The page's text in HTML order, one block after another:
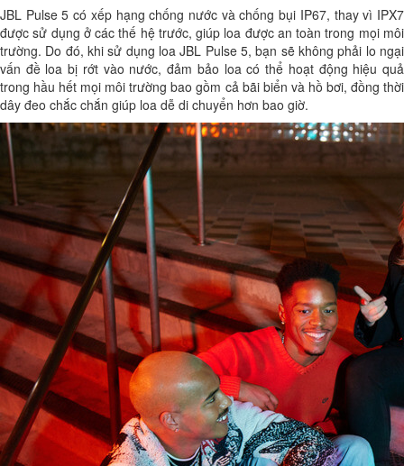
JBL Pulse 5 có xếp hạng chống nước và chống bụi IP67, thay vì IPX7
được sử dụng ở các thế hệ trước, giúp loa được an toàn trong mọi môi
trường. Do đó, khi sử dụng loa JBL Pulse 5, bạn sẽ không phải lo ngại
vấn đề loa bị rớt vào nước, đảm bảo loa có thể hoạt động hiệu quả
trong hầu hết mọi môi trường bao gồm cả bãi biển và hồ bơi, đồng thời
dây đeo chắc chắn giúp loa dễ di chuyển hơn bao giờ.